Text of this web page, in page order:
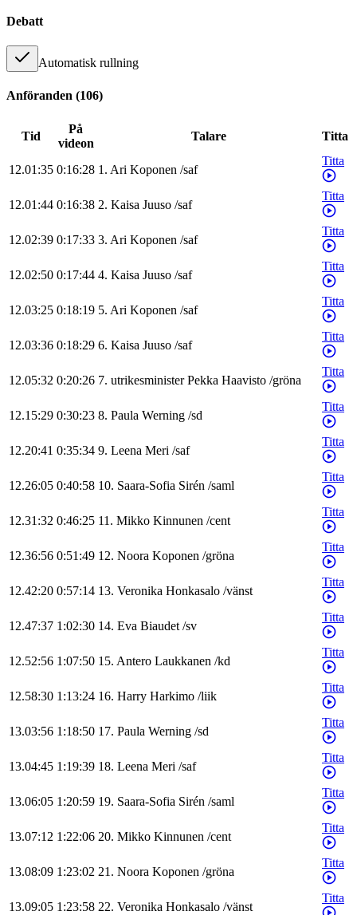
Debatt
Automatisk rullning
Anföranden (106)
Tid
På
videon
Talare Titta
12.01:35 0:16:28 1. Ari Koponen /saf
Titta
12.01:44 0:16:38 2. Kaisa Juuso /saf
Titta
12.02:39 0:17:33 3. Ari Koponen /saf
Titta
12.02:50 0:17:44 4. Kaisa Juuso /saf
Titta
12.03:25 0:18:19 5. Ari Koponen /saf
Titta
12.03:36 0:18:29 6. Kaisa Juuso /saf
Titta
12.05:32 0:20:26 7. utrikesminister Pekka Haavisto /gröna
Titta
12.15:29 0:30:23 8. Paula Werning /sd
Titta
12.20:41 0:35:34 9. Leena Meri /saf
Titta
12.26:05 0:40:58 10. Saara-Sofia Sirén /saml
Titta
12.31:32 0:46:25 11. Mikko Kinnunen /cent
Titta
12.36:56 0:51:49 12. Noora Koponen /gröna
Titta
12.42:20 0:57:14 13. Veronika Honkasalo /vänst
Titta
12.47:37 1:02:30 14. Eva Biaudet/sv
Titta
12.52:56 1:07:50 15. Antero Laukkanen /kd
Titta
12.58:30 1:13:24 16. Harry Harkimo /liik
Titta
13.03:56 1:18:50 17. Paula Werning /sd
Titta
13.04:45 1:19:39 18. Leena Meri /saf
Titta
13.06:05 1:20:59 19. Saara-Sofia Sirén /saml
Titta
13.07:12 1:22:06 20. Mikko Kinnunen /cent
Titta
13.08:09 1:23:02 21. Noora Koponen /gröna
Titta
13.09:05 1:23:58 22. Veronika Honkasalo /vänst
Titta